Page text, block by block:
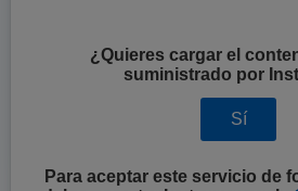
¿Quieres cargar el
suministrado por
Sí
Para aceptar este servicio de